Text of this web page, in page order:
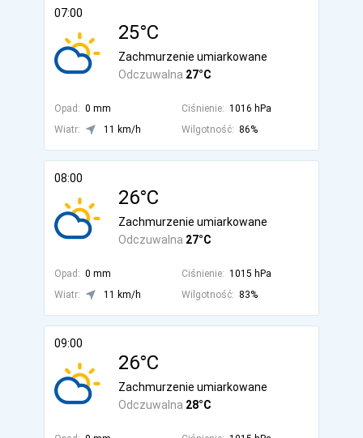
07:00
25°C
Odczuwalna 27°C
Zachmurzenie umiarkowane
Opad: 0 mm Ciśnienie: 1016 hPa
Wiatr:
11 km/h Wilgotność: 86%
08:00
26°C
Odczuwalna 27°C
Zachmurzenie umiarkowane
Opad: 0 mm Ciśnienie: 1015 hPa
Wiatr:
11 km/h Wilgotność: 83%
09:00
26°C
Odczuwalna 28°C
Zachmurzenie umiarkowane